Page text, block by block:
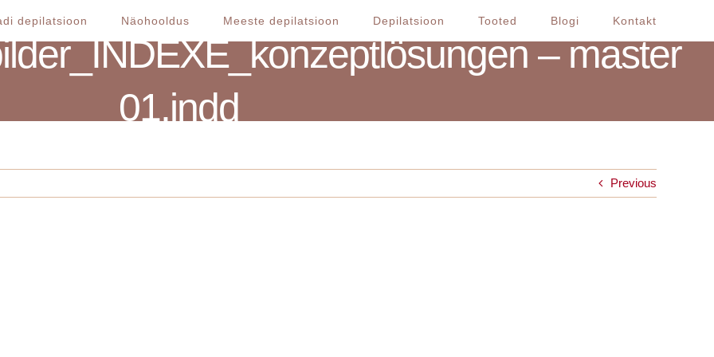
depilatsioon Näohooldus Meeste depilatsioon Depilatsioon Tooted Blogi Kontakt
– master
01.indd
Previous